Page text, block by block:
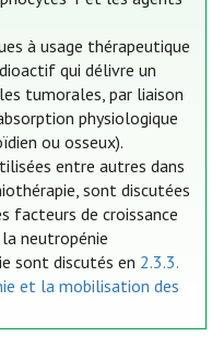
à usage thérapeutique
qui délivre un
tumorales, par liaison
physiologique
ou osseux).
entre autres dans
sont discutées
facteurs de croissance
neutropénie
sont discutés en 2.3.3.
et la mobilisation des